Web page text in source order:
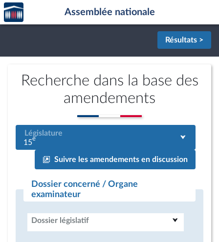
Aller au contenu
Aller en bas de la page
Accèder
à la
page
Assemblée nationale
Résultats >
Recherche dans la base des
amendements
Législature
15e
Suivre les amendements en discussion
Dossier concerné / Organe
examinateur
Dossier législatif